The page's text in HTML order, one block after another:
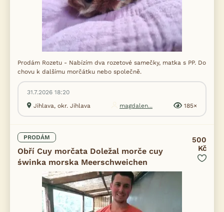
Prodám Rozetu - Nabízím dva rozetové samečky, matka s PP. Do
chovu k dalšímu morčátku nebo společně.
31.7.2026 18:20
Jihlava, okr. Jihlava
magdalen... 185×
PRODÁM
Obří Cuy morčata Doležal morče cuy
świnka morska Meerschweichen
500
Kč